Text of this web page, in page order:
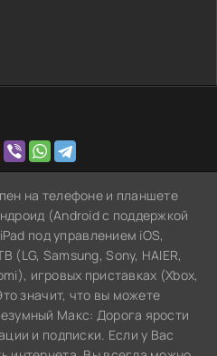
на телефоне и планшете
(Android с поддержкой
под управлением iOS,
(LG, Samsung, Sony, HAIER,
игровых приставках (Xbox,
значит, что вы можете
Макс: Дорога ярости
и подписки. Если у Вас